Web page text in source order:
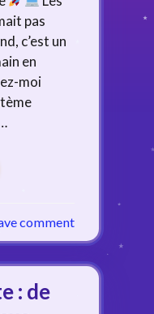
pas
c’est un
en
moi
comment
: de